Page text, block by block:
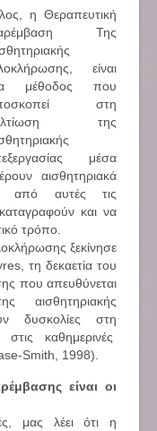
η Θεραπευτική
Της
είναι
μέθοδος που
στη
της
μέσα
αισθητηριακά
από αυτές τις
και να
τρόπο.
ξεκίνησε
τη δεκαετία του
που απευθύνεται
αισθητηριακής
δυσκολίες στη
καθημερινές
Smith, 1998).
είναι οι
μας λέει ότι η